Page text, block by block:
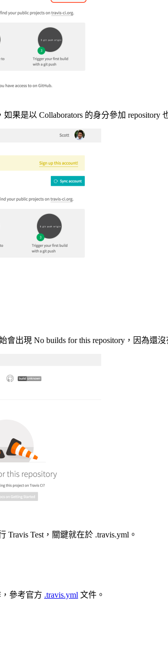
果是以 Collaborators 的身分參加 repository
出現 No builds for this repository，因為還沒
Test，關鍵就在於 .travis.yml。
參考官方 .travis.yml 文件。